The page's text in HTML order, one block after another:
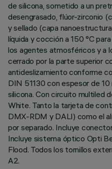
de silicona, sometido a un
desengrasado, flúor-zirconio
y sellado (capa
líquida y cocción a 150 °C
los agentes atmosféricos y a
cerrado por la parte superior
antideslizamiento conforme
DIN 51130 con espesor de
silicona. Con circuito multiled
White. Tanto la tarjeta de
DMX-RDM y DALI) como el
por separado. Incluye
Incluye sistema óptico Opti
Flood. Todos los tornillos
A2.